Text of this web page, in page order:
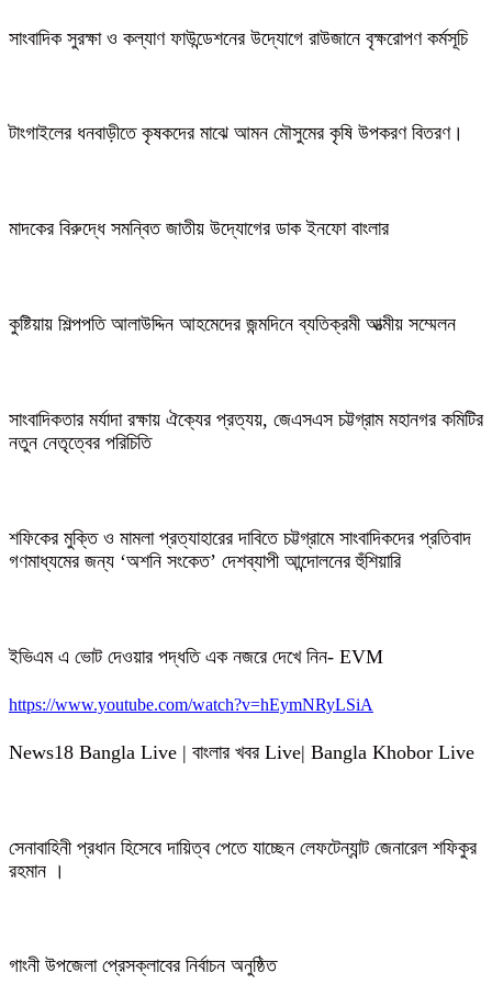
সাংবাদিক সুরক্ষা ও কল্যাণ ফাউন্ডেশনের উদ্যোগে রাউজানে বৃক্ষরোপণ কর্মসূচি
টাংগাইলের ধনবাড়ীতে কৃষকদের মাঝে আমন মৌসুমের কৃষি উপকরণ বিতরণ।
মাদকের বিরুদ্ধে সমন্বিত জাতীয় উদ্যোগের ডাক ইনফো বাংলার
কুষ্টিয়ায় শিল্পপতি আলাউদ্দিন আহমেদের জন্মদিনে ব্যতিক্রমী আত্মীয় সম্মেলন
সাংবাদিকতার মর্যাদা রক্ষায় ঐক্যের প্রত্যয়, জেএসএস চট্টগ্রাম মহানগর কমিটির
নতুন নেতৃত্বের পরিচিতি
শফিকের মুক্তি ও মামলা প্রত্যাহারের দাবিতে চট্টগ্রামে সাংবাদিকদের প্রতিবাদ
গণমাধ্যমের জন্য ‘অশনি সংকেত’ দেশব্যাপী আন্দোলনের হুঁশিয়ারি
ইভিএম এ ভোট দেওয়ার পদ্ধতি এক নজরে দেখে নিন- EVM
https://www.youtube.com/watch?v=hEymNRyLSiA
News18 Bangla Live | বাংলার খবর Live| Bangla Khobor Live
সেনাবাহিনী প্রধান হিসেবে দায়িত্ব পেতে যাচ্ছেন লেফটেন্যান্ট জেনারেল শফিকুর
রহমান ।
গাংনী উপজেলা প্রেসক্লাবের নির্বাচন অনুষ্ঠিত